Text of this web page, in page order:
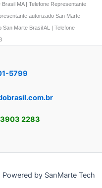
MA | Telefone Representante
autorizado San Marte
Marte Brasil AL | Telefone
5799
2283
by SanMarte Tech